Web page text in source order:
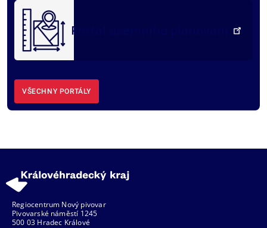
Portál územního plánování
VŠECHNY PORTÁLY
Regiocentrum Nový pivovar
Pivovarské náměstí 1245
500 03 Hradec Králové